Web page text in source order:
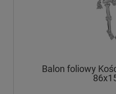
Balon foliowy